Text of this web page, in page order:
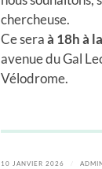
chercheuse.
Ce seraà 18h à
avenue du Gal
Vélodrome.
10 JANVIER 2026